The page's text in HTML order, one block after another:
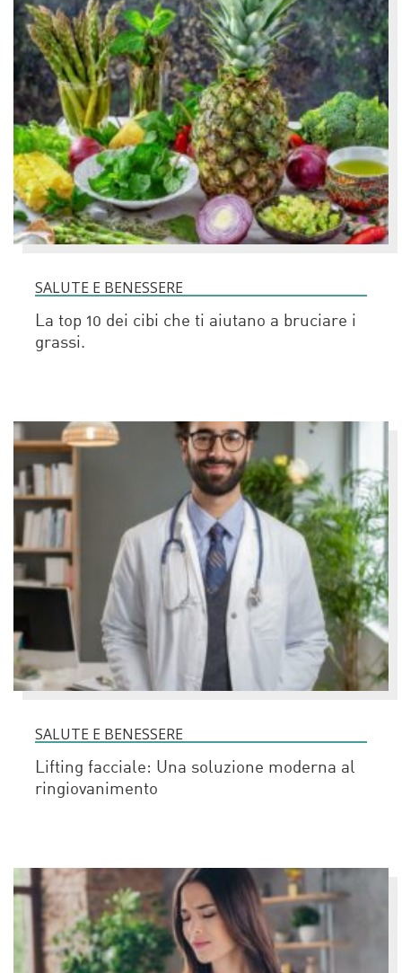
SALUTE E BENESSERE
La top 10 dei cibi che ti aiutano a bruciare i
grassi.
SALUTE E BENESSERE
Lifting facciale: Una soluzione moderna al
ringiovanimento